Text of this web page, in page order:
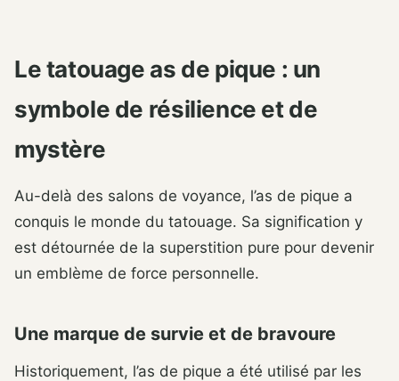
Le tatouage as de pique : un
symbole de résilience et de
mystère
Au-delà des salons de voyance, l’as de pique a
conquis le monde du tatouage. Sa signification y
est détournée de la superstition pure pour devenir
un emblème de force personnelle.
Une marque de survie et de bravoure
Historiquement, l’as de pique a été utilisé par les